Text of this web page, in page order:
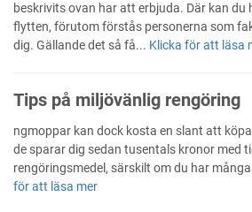
beskrivits ovan har att erbjuda. Där kan
flytten, förutom förstås personerna som
dig. Gällande det så få... Klicka för att läsa
Tips på miljövänlig rengöring
ngmoppar kan dock kosta en slant att
de sparar dig sedan tusentals kronor med
rengöringsmedel, särskilt om du har
för att läsa mer